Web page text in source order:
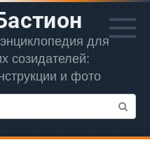
для
созидателей:
и фото